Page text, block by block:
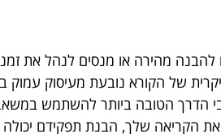
להבנה מהירה או מנסים לנהל את
של הקורא נובעת מעיסוק עמוק
הדרך הטובה ביותר להשתמש
הקריאה שלך, הבנת תפקידם